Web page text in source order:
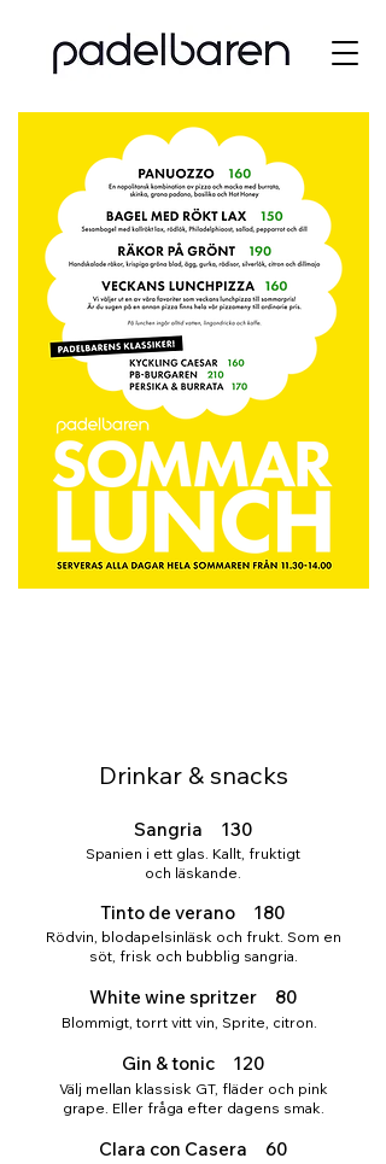
Drinkar & snacks
Sangria 130
Spanien i ett glas. Kallt, fruktigt
och läskande.
Tinto de verano 180
Rödvin, blodapelsinläsk och frukt. Som en
söt, frisk och bubblig sangria.
White wine spritzer 80
Blommigt, torrt vitt vin, Sprite, citron.
Gin & tonic 120
Välj mellan klassisk GT, fläder och pink
grape. Eller fråga efter dagens smak.
Clara con Casera 60